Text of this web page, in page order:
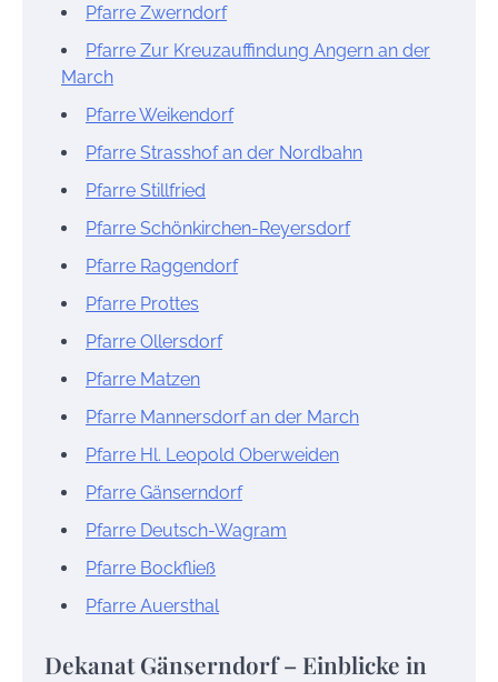
Pfarre Zwerndorf
Pfarre Zur Kreuzauffindung Angern an der
March
Pfarre Weikendorf
Pfarre Strasshof an der Nordbahn
Pfarre Stillfried
Pfarre Schönkirchen-Reyersdorf
Pfarre Raggendorf
Pfarre Prottes
Pfarre Ollersdorf
Pfarre Matzen
Pfarre Mannersdorf an der March
Pfarre Hl. Leopold Oberweiden
Pfarre Gänserndorf
Pfarre Deutsch-Wagram
Pfarre Bockfließ
Pfarre Auersthal
Dekanat Gänserndorf – Einblicke in